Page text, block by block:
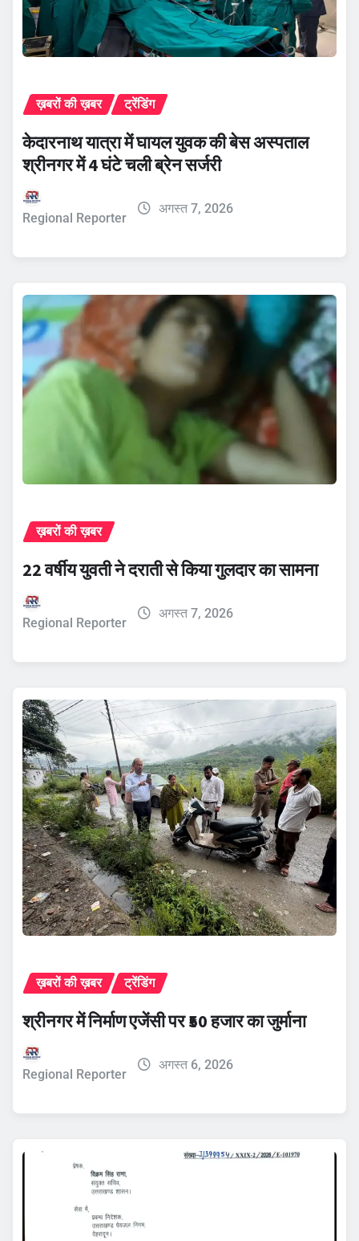
ख़बरों की ख़बर ट्रेंडिंग
केदारनाथ यात्रा में घायल युवक की बेस अस्पताल
श्रीनगर में 4 घंटे चली ब्रेन सर्जरी
Regional Reporter
अगस्त 7, 2026
ख़बरों की ख़बर
22 वर्षीय युवती ने दराती से किया गुलदार का सामना
Regional Reporter
अगस्त 7, 2026
ख़बरों की ख़बर ट्रेंडिंग
श्रीनगर में निर्माण एजेंसी पर ₹50 हजार का जुर्माना
Regional Reporter
अगस्त 6, 2026